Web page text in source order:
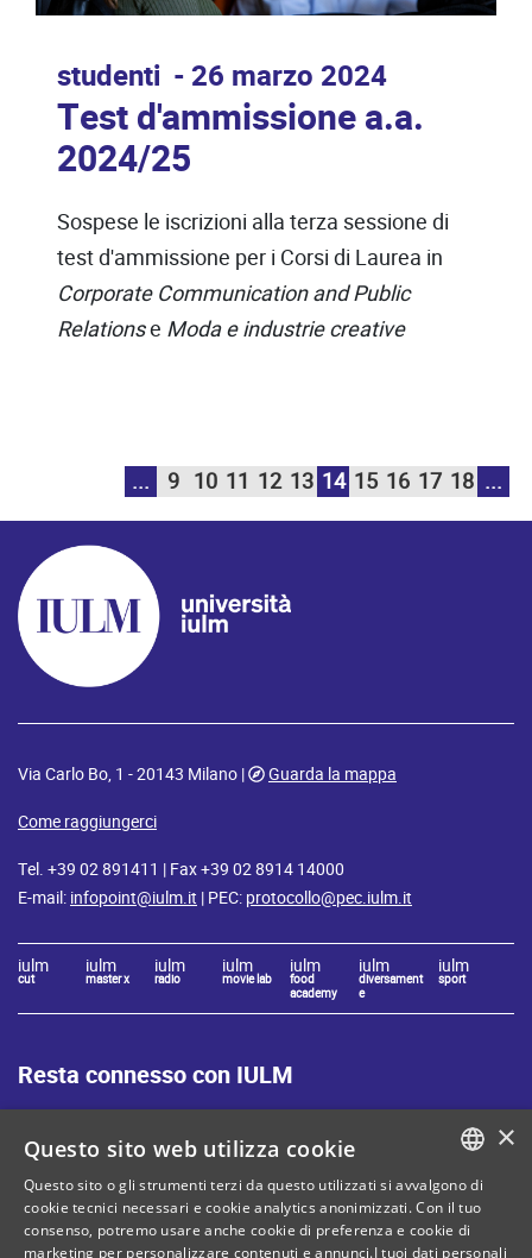
studenti 26 marzo 2024
Test d'ammissione a.a.
2024/25
Sospese le iscrizioni alla terza sessione di
test d'ammissione per i Corsi di Laurea in
Corporate Communication and Public
Relationse Moda e industrie creative
... 9 10 11 12 13 14 15 16 17 18 ...
Via Carlo Bo, 1 - 20143 Milano |
Guarda la mappa
Come raggiungerci
Tel. +39 02 891411 | Fax +39 02 8914 14000
E-mail: infopoint@iulm.it | PEC: protocollo@pec.iulm.it
iulm
cut
iulm
master x
iulm
radio
iulm
movie lab
iulm
food
academy
iulm
diversament
e
iulm
sport
Resta connesso con IULM
Mappa del sito Privacy policy
ITALIAN
ENGLISH
×
Questo sito web utilizza cookie
Questo sito o gli strumenti terzi da questo utilizzati si avvalgono di
cookie tecnici necessari e cookie analytics anonimizzati. Con il tuo
consenso, potremo usare anche cookie di preferenza e cookie di
marketing per personalizzare contenuti e annunci.I tuoi dati personali